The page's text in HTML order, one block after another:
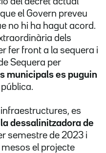
el Govern preveu
no hi ha hagut acord.
dels
fer front a la sequera i
Sequera per
municipals es puguin
es
dessalinitzadora de
semestre de 2023 i
el projecte